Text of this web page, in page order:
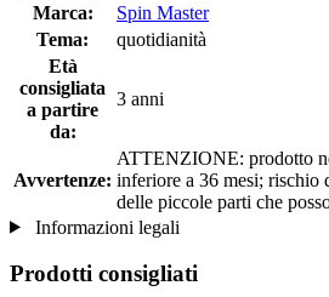
Marca:
Spin Master
Tema:
quotidianità
Età
consigliata
a partire
da:
3 anni
Avvertenze:
ATTENZIONE: prodotto
inferiore a 36 mesi; rischio
delle piccole parti che
Informazioni legali
Prodotti consigliati